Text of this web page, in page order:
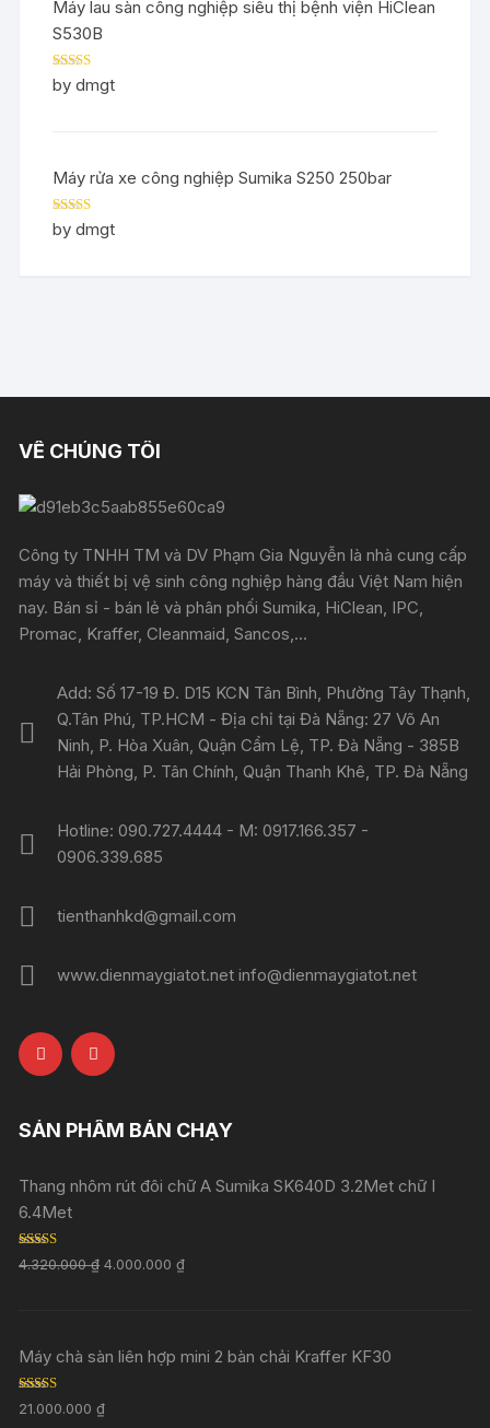
Máy lau sàn công nghiệp siêu thị bệnh viện HiClean
S530B
Rated5out
of 5
by dmgt
Máy rửa xe công nghiệp Sumika S250 250bar
Rated5out
of 5
by dmgt
VỀ CHÚNG TÔI
Công ty TNHH TM và DV Phạm Gia Nguyễn là nhà cung cấp
máy và thiết bị vệ sinh công nghiệp hàng đầu Việt Nam hiện
nay. Bán sỉ - bán lẻ và phân phối Sumika, HiClean, IPC,
Promac, Kraffer, Cleanmaid, Sancos,...
Add: Số 17-19 Đ. D15 KCN Tân Bình, Phường Tây Thạnh,
Q.Tân Phú, TP.HCM - Địa chỉ tại Đà Nẵng: 27 Võ An
Ninh, P. Hòa Xuân, Quận Cẩm Lệ, TP. Đà Nẵng - 385B
Hải Phòng, P. Tân Chính, Quận Thanh Khê, TP. Đà Nẵng
Hotline: 090.727.4444 - M: 0917.166.357 -
0906.339.685
tienthanhkd@gmail.com
www.dienmaygiatot.net info@dienmaygiatot.net
SẢN PHẨM BÁN CHẠY
Thang nhôm rút đôi chữ A Sumika SK640D 3.2Met chữ I
6.4Met
Rated 5.00
out of 5
4.320.000₫ 4.000.000₫
Máy chà sàn liên hợp mini 2 bàn chải Kraffer KF30
Rated5.00
out of 5
21.000.000₫